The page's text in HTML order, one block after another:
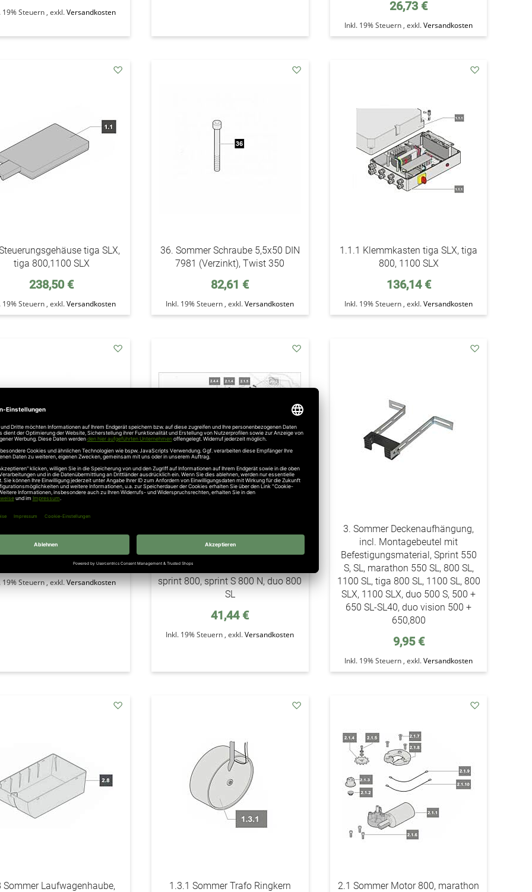
19% Steuern , exkl.Versandkosten 26,73 €
Inkl. 19% Steuern ,exkl.Versandkosten
tiga SLX,
tiga 800,1100 SLX
238,50 €
19% Steuern , exkl.Versandkosten
36. Sommer Schraube 5,5x50 DIN
7981 (Verzinkt), Twist 350
82,61 €
Inkl. 19% Steuern ,exkl.Versandkosten
1.1.1 Klemmkasten tiga SLX, tiga
800, 1100 SLX
136,14 €
Inkl. 19% Steuern ,exkl.Versandkosten
1100 SLX
19% Steuern,exkl.Versandkosten
den
Wunschzettel
Motor 500-650, marathon 800 SL,
1100 SL, tiga 800 SL, 1100 SL, tiga
800 SLX, 1100 SLX, du vision 800,
sprint 800, sprint S 800 N, duo 800
SL
41,44 €
Inkl. 19% Steuern ,exkl.Versandkosten
3. Sommer Deckenaufhängung,
incl. Montagebeutel mit
Befestigungsmaterial, Sprint 550
S, SL, marathon 550 SL, 800 SL,
1100 SL, tiga 800 SL, 1100 SL, 800
SLX, 1100 SLX, duo 500 S, 500 +
650 SL-SL40, duo vision 500 +
650,800
9,95 €
Inkl. 19% Steuern ,exkl.Versandkosten
Sommer Laufwagenhaube,
Wunschzettel
1.3.1 Sommer Trafo Ringkern
2.1 Sommer Motor 800, marathon